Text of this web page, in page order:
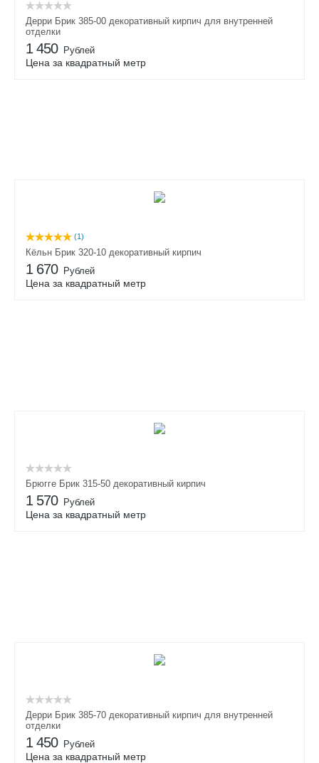
Дерри Брик 385-00 декоративный кирпич для внутренней
отделки
1 450 Рублей
Цена за квадратный метр
(1)
Кёльн Брик 320-10 декоративный кирпич
1 670 Рублей
Цена за квадратный метр
Брюгге Брик 315-50 декоративный кирпич
1 570 Рублей
Цена за квадратный метр
Дерри Брик 385-70 декоративный кирпич для внутренней
отделки
1 450 Рублей
Цена за квадратный метр